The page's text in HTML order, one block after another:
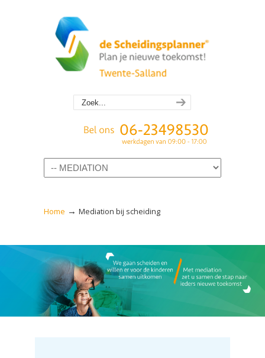
Navigation
Home → Mediation bij scheiding